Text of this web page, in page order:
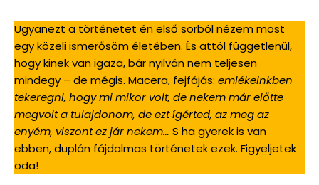
Ugyanezt a történetet én első sorból nézem most
egy közeli ismerősöm életében. És attól függetlenül,
hogy kinek van igaza, bár nyilván nem teljesen
mindegy – de mégis. Macera, fejfájás: emlékeinkben
tekeregni, hogy mi mikor volt, de nekem már előtte
megvolt a tulajdonom, de ezt ígérted, az meg az
enyém, viszont ez jár nekem… S ha gyerek is van
ebben, duplán fájdalmas történetek ezek. Figyeljetek
oda!